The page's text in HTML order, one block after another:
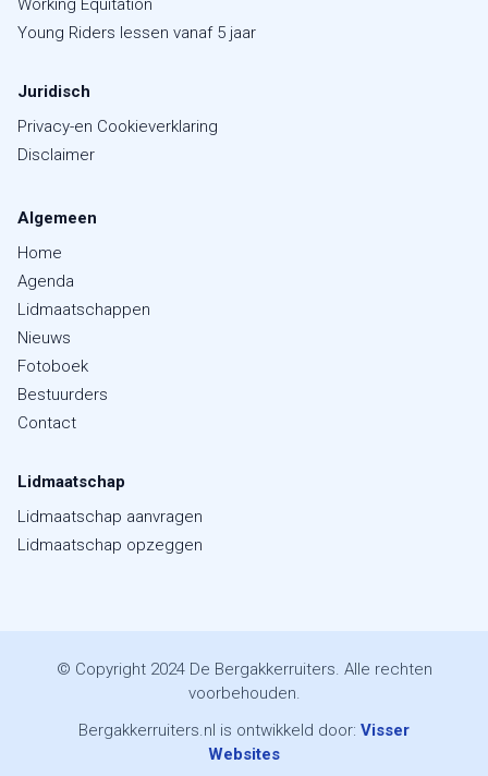
Working Equitation
Young Riders lessen vanaf 5 jaar
Juridisch
Privacy-en Cookieverklaring
Disclaimer
Algemeen
Home
Agenda
Lidmaatschappen
Nieuws
Fotoboek
Bestuurders
Contact
Lidmaatschap
Lidmaatschap aanvragen
Lidmaatschap opzeggen
© Copyright 2024 De Bergakkerruiters. Alle rechten
voorbehouden.
Bergakkerruiters.nl is ontwikkeld door: Visser
Websites